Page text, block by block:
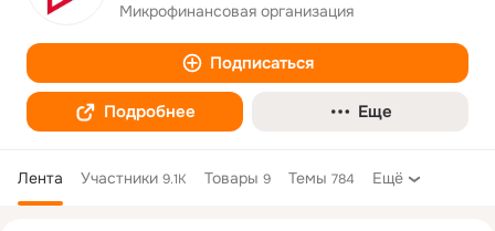
Микрофинансовая организация
Подписаться
Подробнее Еще
Лента Участники 9.1K Товары 9 Темы 784 Ещё